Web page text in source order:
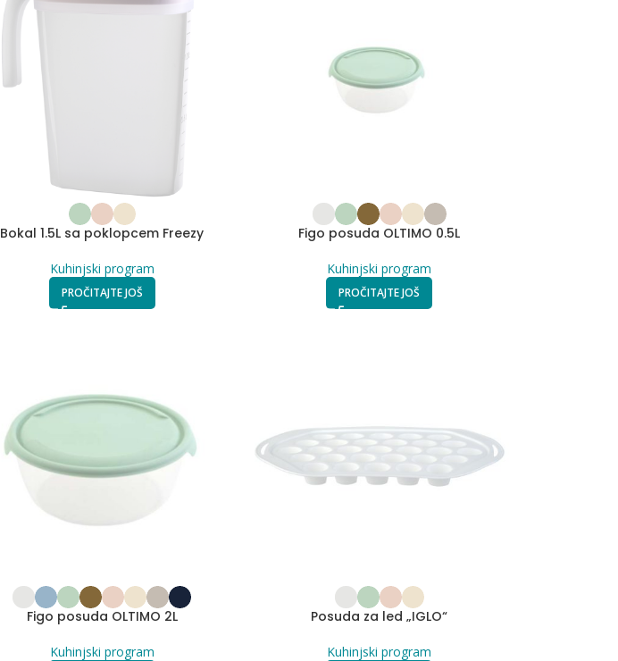
Bokal 1.5L sa poklopcem Freezy
Kuhinjski program
PROČITAJTE JOŠ
Figo posuda OLTIMO 0.5L
Kuhinjski program
PROČITAJTE JOŠ
Figo posuda OLTIMO 2L
Kuhinjski program
Posuda za led „IGLO“
Kuhinjski program